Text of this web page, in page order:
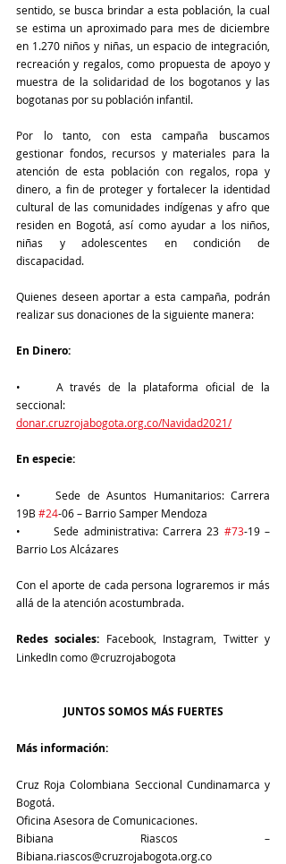
sentido, se busca brindar a esta población, la cual
se estima un aproximado para mes de diciembre
en 1.270 niños y niñas, un espacio de integración,
recreación y regalos, como propuesta de apoyo y
muestra de la solidaridad de los bogotanos y las
bogotanas por su población infantil.
Por lo tanto, con esta campaña buscamos
gestionar fondos, recursos y materiales para la
atención de esta población con regalos, ropa y
dinero, a fin de proteger y fortalecer la identidad
cultural de las comunidades indígenas y afro que
residen en Bogotá, así como ayudar a los niños,
niñas y adolescentes en condición de
discapacidad.
Quienes deseen aportar a esta campaña, podrán
realizar sus donaciones de la siguiente manera:
En Dinero:
•	A través de la plataforma oficial de la
donar.cruzrojabogota.org.co/Navidad2021/
En especie:
•	Sede de Asuntos Humanitarios: Carrera
19B #24-06 – Barrio Samper Mendoza
•	Sede administrativa: Carrera 23 #73-19 –
Barrio Los Alcázares
Con el aporte de cada persona lograremos ir más
allá de la atención acostumbrada.
Redes sociales: Facebook, Instagram, Twitter y
LinkedIn como @cruzrojabogota
JUNTOS SOMOS MÁS FUERTES
Más información:
Cruz Roja Colombiana Seccional Cundinamarca y
Bogotá.
Oficina Asesora de Comunicaciones.
Bibiana Riascos –
Bibiana.riascos@cruzrojabogota.org.co